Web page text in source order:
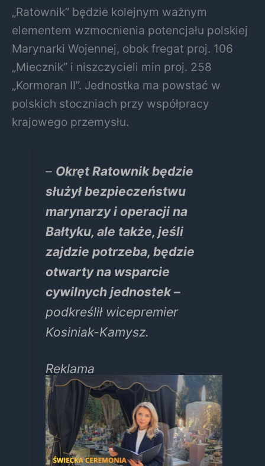
„Ratownik” będzie kolejnym ważnym
elementem wzmocnienia potencjału polskiej
Marynarki Wojennej, obok fregat proj. 106
„Miecznik” i niszczycieli min proj. 258
„Kormoran II”. Jednostka ma powstać w
polskich stoczniach przy współpracy
krajowego przemysłu.
– Okręt Ratownik będzie
służył bezpieczeństwu
marynarzy i operacji na
Bałtyku, ale także, jeśli
zajdzie potrzeba, będzie
otwarty na wsparcie
cywilnych jednostek –
podkreślił wicepremier
Kosiniak-Kamysz.
Reklama